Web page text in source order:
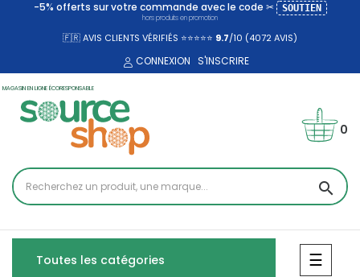
-5% offerts sur votre commande avec le code ✂ SOUTIEN
hors produits en promotion
🇫🇷 AVIS CLIENTS VÉRIFIÉS ⭐⭐⭐⭐⭐ 9.7/10 (4072AVIS)
CONNEXION S'INSCRIRE
MAGASIN EN LIGNE ÉCORESPONSABLE
search
0
Toutes les catégories ☰